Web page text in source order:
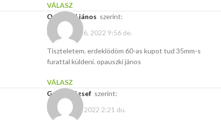
VÁLASZ
opauszki jános szerint:
november 26, 2022 9:56 de.
Tiszteletem. erdeklödöm 60-as kupot tud 35mm-s
furattal küldeni. opauszki jános
VÁLASZ
Gulyás József szerint:
október 12, 2022 2:21 du.